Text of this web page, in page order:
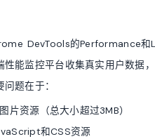
DevTools的Performance
性能监控平台收集真实用户数据
题在于：
片资源（总大小超过3MB）
和CSS资源